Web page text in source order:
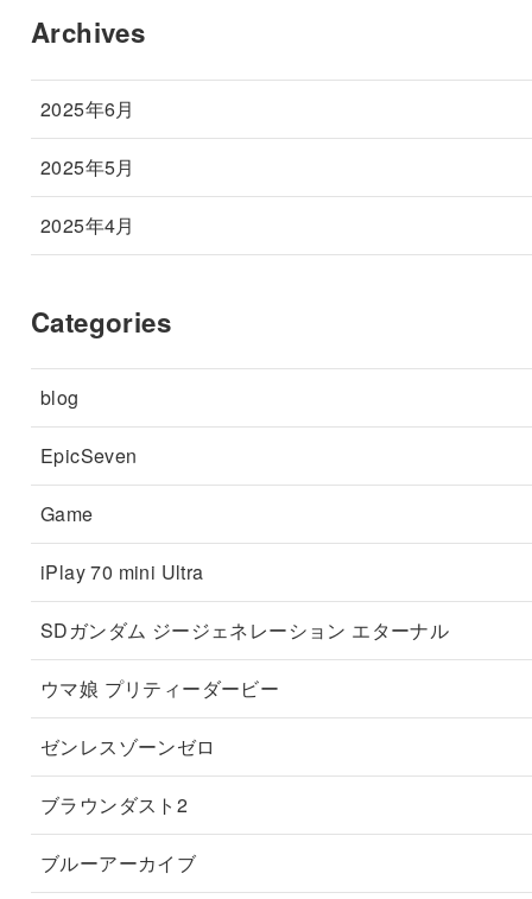
Archives
2025年6月
2025年5月
2025年4月
Categories
blog
EpicSeven
Game
iPlay 70 mini Ultra
SDガンダム ジージェネレーション エターナル
ウマ娘 プリティーダービー
ゼンレスゾーンゼロ
ブラウンダスト2
ブルーアーカイブ